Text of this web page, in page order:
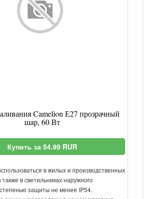
Camelion Е27 прозрачный
шар, 60 Вт
Купить за 54.99 RUR
в жилых и производственных
в светильниках наружного
защиты не менее IP54.